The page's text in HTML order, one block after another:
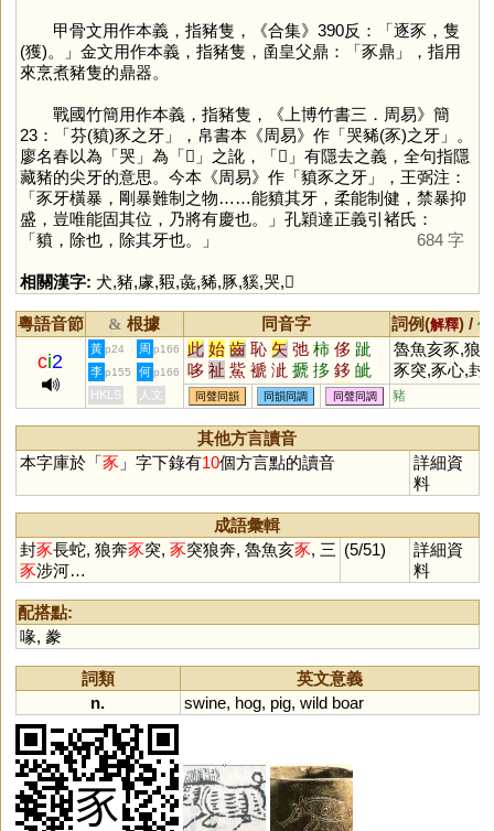
甲骨文用作本義，指豬隻，《合集》390反：「逐豕，隻
(獲)。」金文用作本義，指豬隻，圅皇父鼎：「豕鼎」，指用
來烹煮豬隻的鼎器。
戰國竹簡用作本義，指豬隻，《上博竹書三．周易》簡
23：「芬(豶)豕之牙」，帛書本《周易》作「哭豨(豕)之牙」。
廖名春以為「哭」為「𠳵 」之訛，「𠳵 」有隱去之義，全句指隱
藏豬的尖牙的意思。今本《周易》作「豶豕之牙」，王弼注：
「豕牙橫暴，剛暴難制之物……能豶其牙，柔能制健，禁暴抑
盛，豈唯能固其位，乃將有慶也。」孔穎達正義引褚氏：
「豶，除也，除其牙也。」
684 字
相關漢字: 犬,豬,豦,豭,彘,豨,豚,貕,哭,𠳵
粵語音節 & 根據 同音字 詞例(解釋) /
ci2
黃 p24 周 p166 此 始 齒 恥 矢 弛 柿 侈 跐
哆 祉 鮆 褫 泚 搋 拸 鉹 皉
杝 謻 誃 玼 胣 恀 姼 奓 扡
佌
魯魚亥豕,狼
豕突,豕心,封
李 p155 何 p166
HKLS 人文 同聲同韻 同韻同調 同聲同調 豬
其他方言讀音
本字庫於「豕 」字下錄有10個方言點的讀音
詳細資
料
成語彙輯
封豕長蛇, 狼奔豕突, 豕突狼奔, 魯魚亥豕, 三
豕涉河…
(5/51)
詳細資
料
配搭點:
喙, 豢
詞類
英文意義
n.
swine, hog, pig, wild boar